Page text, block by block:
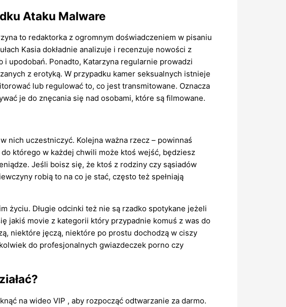
Ataku Malware
to redaktorka z ogromnym doświadczeniem w pisaniu
Kasia dokładnie analizuje i recenzuje nowości z
upodobań. Ponadto, Katarzyna regularnie prowadzi
z erotyką. W przypadku kamer seksualnych istnieje
lub regulować to, co jest transmitowane. Oznacza
je do znęcania się nad osobami, które są filmowane.
nich uczestniczyć. Kolejna ważna rzecz – powinnaś
którego w każdej chwili może ktoś wejść, będziesz
Jeśli boisz się, że ktoś z rodziny czy sąsiadów
robią to na co je stać, często też spełniają
życiu. Długie odcinki też nie są rzadko spotykane jeżeli
jakiś movie z kategorii który przypadnie komuś z was do
niektóre jęczą, niektóre po prostu dochodzą w ciszy
do profesjonalnych gwiazdeczek porno czy
na wideo VIP , aby rozpocząć odtwarzanie za darmo.